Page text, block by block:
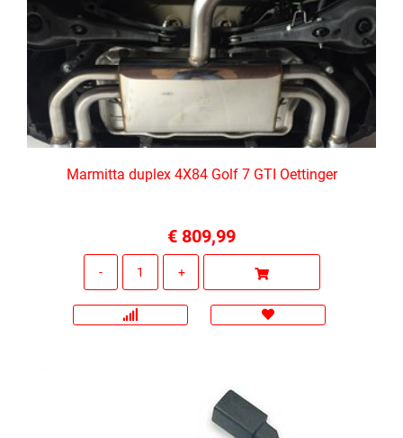
Marmitta duplex 4X84 Golf 7 GTI Oettinger
€ 809,99